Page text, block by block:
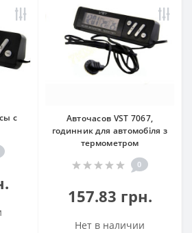
с
Авточасов VST 7067,
годинник для автомобіля з
термометром
0
157.83 грн.
Нет в наличии